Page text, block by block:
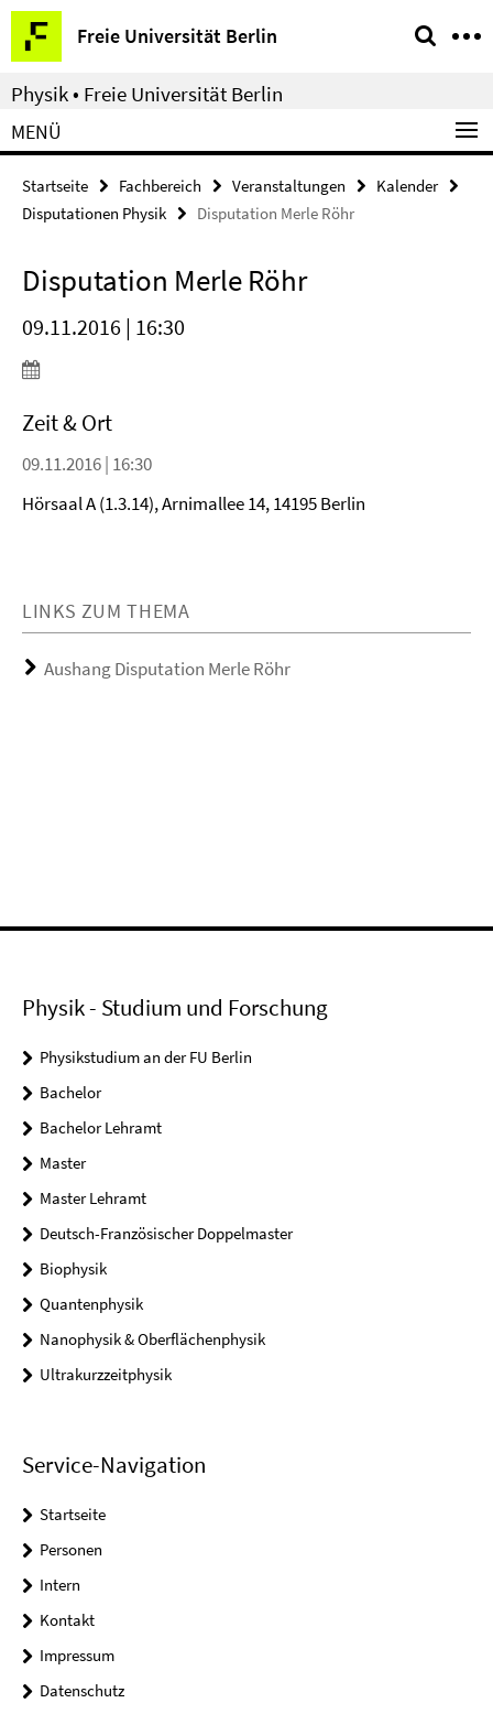
Springe
direkt
zu
Inhalt
Freie Universität Berlin
Service-
Navigation
Physik • Freie Universität Berlin
MENÜ
Startseite Fachbereich Veranstaltungen
Kalender
Disputationen Physik
Disputation Merle Röhr
Disputation Merle Röhr
09.11.2016 | 16:30
Zeit & Ort
09.11.2016 | 16:30
Hörsaal A (1.3.14), Arnimallee 14, 14195 Berlin
LINKS ZUM THEMA
Aushang Disputation Merle Röhr
Physik - Studium und Forschung
Physikstudium an der FU Berlin
Bachelor
Bachelor Lehramt
Master
Master Lehramt
Deutsch-Französischer Doppelmaster
Biophysik
Quantenphysik
Nanophysik & Oberflächenphysik
Ultrakurzzeitphysik
Service-Navigation
Startseite
Personen
Intern
Kontakt
Impressum
Datenschutz